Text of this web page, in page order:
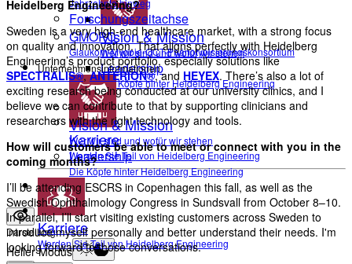
Vision & Mission
Wer wir sind und wofür wir stehen
Leadership
Die Köpfe hinter Heidelberg Engineering
Karriere
Werden Sie Teil von Heidelberg Engineering
Kontakt
Darstellung
Heller Modus
Jahrzehnte hinweg
Forschungszeitachse
GMOPC
Glaukom-Myopie-OCT-Phänotypisierungskonsortium
Unternehmensinformationen
Vision & Mission
Wer wir sind und wofür wir stehen
Leadership
Die Köpfe hinter Heidelberg Engineering
Karriere
Werden Sie Teil von Heidelberg Engineering
Heidelberg Engineering?
Sweden is a very high-end healthcare market, with a strong focus
on quality and innovation. That aligns perfectly with Heidelberg
Engineering’s product portfolio, especially solutions like
SPECTRALIS®,ANTERION®, and HEYEX. There’s also a lot of
exciting research being conducted at our university clinics, and I
believe we can contribute to that by supporting clinicians and
researchers with the right technology and tools.
How will customers be able to meet or connect with you in the
coming months?
I’ll be attending ESCRS in Copenhagen this fall, as well as the
Swedish Ophthalmology Congress in Sundsvall from October 8–10.
In parallel, I’ll start visiting existing customers across Sweden to
introduce myself personally and better understand their needs. I'm
looking forward to those conversations.